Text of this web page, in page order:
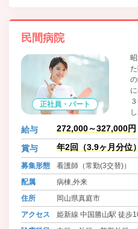
民間病院
正社員・パート
る
給与 272,000～327,000円
賞与 年2回（3.9ヶ月分位）
募集形態
看護師（常勤(3交替)）
配属
病棟,外来
住所
岡山県真庭市
アクセス
姫新線 中国勝山駅 徒歩